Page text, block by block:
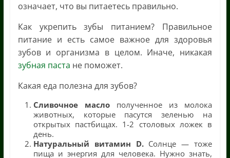
означает, что вы питаетесь правильно.
Как укрепить зубы питанием? Правильное
питание и есть самое важное для здоровья
зубов и организма в целом. Иначе, никакая
зубная паста не поможет.
Какая еда полезна для зубов?
Сливочное маслополученное из молока
животных, которые пасутся зеленью на
открытых пастбищах. 1-2 столовых ложек в
день.
Натуральный витамин D. Солнце — тоже
пища и энергия для человека. Нужно знать,